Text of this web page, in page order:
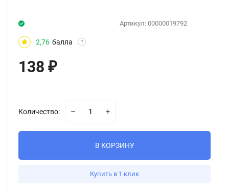
Артикул: 00000019792
2,76 балла ?
138 ₽
Количество:
В КОРЗИНУ
Купить в 1 клик